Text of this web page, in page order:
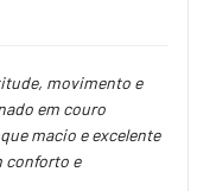
movimento e
em couro
macio e excelente
conforto e